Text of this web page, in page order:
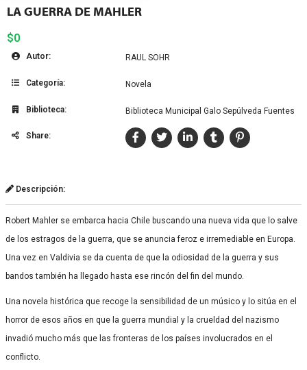
LA GUERRA DE MAHLER
$0
Autor: RAUL SOHR
Categoría: Novela
Biblioteca: Biblioteca Municipal Galo Sepúlveda Fuentes
Share:
Descripción:
Robert Mahler se embarca hacia Chile buscando una nueva vida que lo salve
de los estragos de la guerra, que se anuncia feroz e irremediable en Europa.
Una vez en Valdivia se da cuenta de que la odiosidad de la guerra y sus
bandos también ha llegado hasta ese rincón del fin del mundo.
Una novela histórica que recoge la sensibilidad de un músico y lo sitúa en el
horror de esos años en que la guerra mundial y la crueldad del nazismo
invadió mucho más que las fronteras de los países involucrados en el
conflicto.